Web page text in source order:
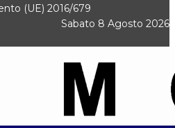
(UE) 2016/679
Sabato 8 Agosto 2026